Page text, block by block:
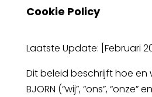
Cookie Policy
Laatste Update: [Februari
Dit beleid beschrijft hoe en
BJORN (“wij”, “ons”, “onze”